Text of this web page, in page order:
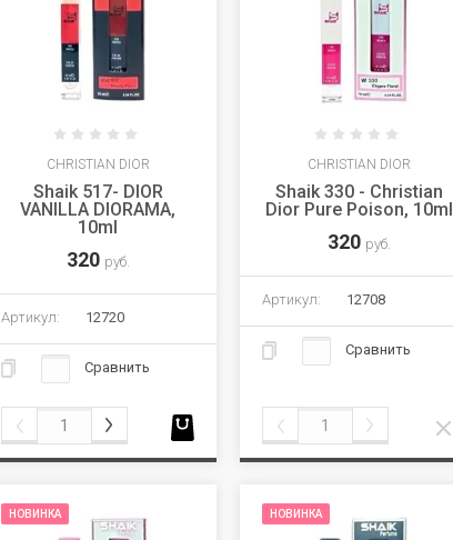
CHRISTIAN DIOR
Shaik 517- DIOR
VANILLA DIORAMA,
10ml
320 руб.
Артикул: 12720
Сравнить
CHRISTIAN DIOR
Shaik 330 - Christian
Dior Pure Poison, 10ml
320 руб.
Артикул: 12708
Сравнить
НОВИНКА НОВИНКА